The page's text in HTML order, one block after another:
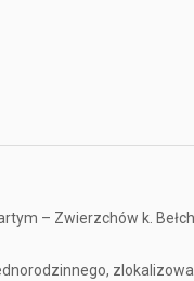
– Zwierzchów k.